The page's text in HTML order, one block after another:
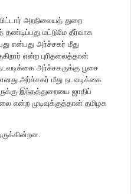
அறநிலையத் துறை
தண்டிப்பது மட்டுமே தீர்வாக
என்பது அர்ச்சகர் மீது
என்ற புரிதலைத்தான்
அர்ச்சகருக்கு பூசை
மீது நடவடிக்கை
இந்தத்துறையை ஜாதிப்
என்ற முடிவுக்குத்தான் தமிழக